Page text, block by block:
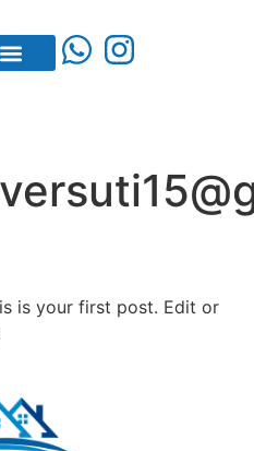
is your first post. Edit or